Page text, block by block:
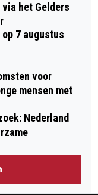
het Gelders
7 augustus
voor
mensen met
Nederland